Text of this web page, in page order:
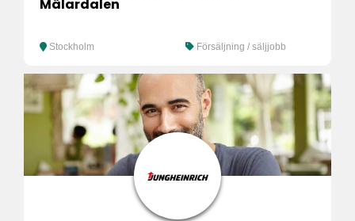
Mälardalen
Stockholm Försäljning / säljjobb